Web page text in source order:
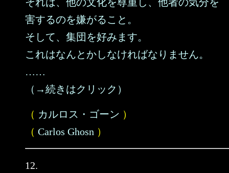
害するのを嫌がること。
そして、集団を好みます。
これはなんとかしなければなりません。
……
（→続きはクリック）
（ カルロス・ゴーン ）
（ Carlos Ghosn ）
12.